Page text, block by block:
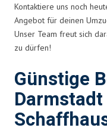
Kontaktiere uns noch
Angebot für deinen
Unser Team freut sich
zu dürfen!
Günstige